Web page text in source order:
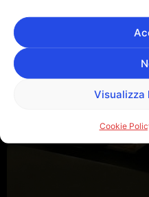
Visualizza
Cookie